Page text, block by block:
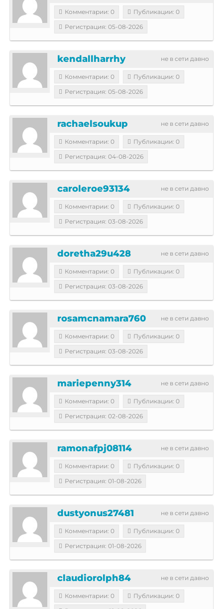
Комментарии: 0
Публикации: 0
Регистрация: 05-08-2026
не в сети давно
kendallharrhy
Комментарии: 0
Публикации: 0
Регистрация: 05-08-2026
не в сети давно
rachaelsoukup
Комментарии: 0
Публикации: 0
Регистрация: 04-08-2026
не в сети давно
caroleroe93134
Комментарии: 0
Публикации: 0
Регистрация: 03-08-2026
не в сети давно
doretha29u428
Комментарии: 0
Публикации: 0
Регистрация: 03-08-2026
не в сети давно
rosamcnamara760
Комментарии: 0
Публикации: 0
Регистрация: 03-08-2026
не в сети давно
mariepenny314
Комментарии: 0
Публикации: 0
Регистрация: 02-08-2026
не в сети давно
ramonafpj08114
Комментарии: 0
Публикации: 0
Регистрация: 01-08-2026
не в сети давно
dustyonus27481
Комментарии: 0
Публикации: 0
Регистрация: 01-08-2026
не в сети давно
claudiorolph84
Комментарии: 0
Публикации: 0